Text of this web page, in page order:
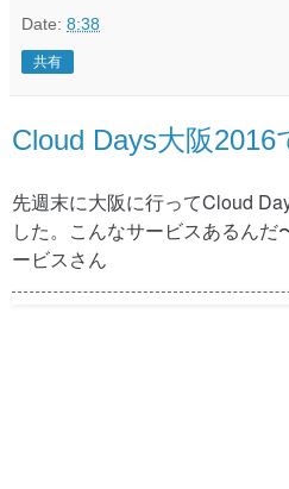
Date: 8:38
共有
Cloud Days大阪
先週末に大阪に行ってCloud
した。こんなサービスあるん
ービスさん